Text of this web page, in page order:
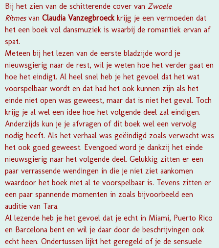
Bij het zien van de schitterende cover van Zwoele
Ritmes van Claudia Vanzegbroeckkrijg je een vermoeden dat
het een boek vol dansmuziek is waarbij de romantiek ervan af
spat.
Meteen bij het lezen van de eerste bladzijde word je
nieuwsgierig naar de rest, wil je weten hoe het verder gaat en
hoe het eindigt. Al heel snel heb je het gevoel dat het wat
voorspelbaar wordt en dat had het ook kunnen zijn als het
einde niet open was geweest, maar dat is niet het geval. Toch
krijg je al wel een idee hoe het volgende deel zal eindigen.
Anderzijds kun je je afvragen of dit boek wel een vervolg
nodig heeft. Als het verhaal was geëindigd zoals verwacht was
het ook goed geweest. Evengoed word je dankzij het einde
nieuwsgierig naar het volgende deel. Gelukkig zitten er een
paar verrassende wendingen in die je niet ziet aankomen
waardoor het boek niet al te voorspelbaar is. Tevens zitten er
een paar spannende momenten in zoals bijvoorbeeld een
auditie van Tara.
Al lezende heb je het gevoel dat je echt in Miami, Puerto Rico
en Barcelona bent en wil je daar door de beschrijvingen ook
echt heen. Ondertussen lijkt het geregeld of je de sensuele